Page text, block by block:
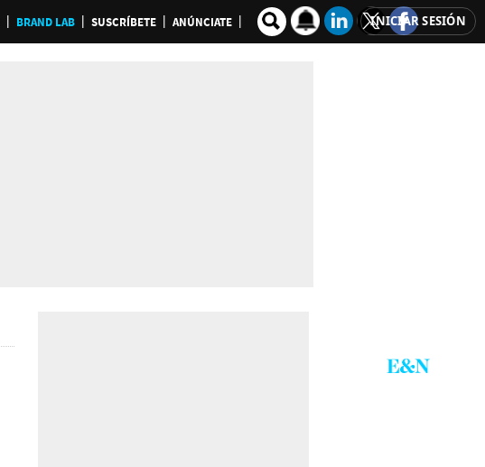
BRAND LAB SUSCRÍBETE ANÚNCIATE INICIAR SESIÓN